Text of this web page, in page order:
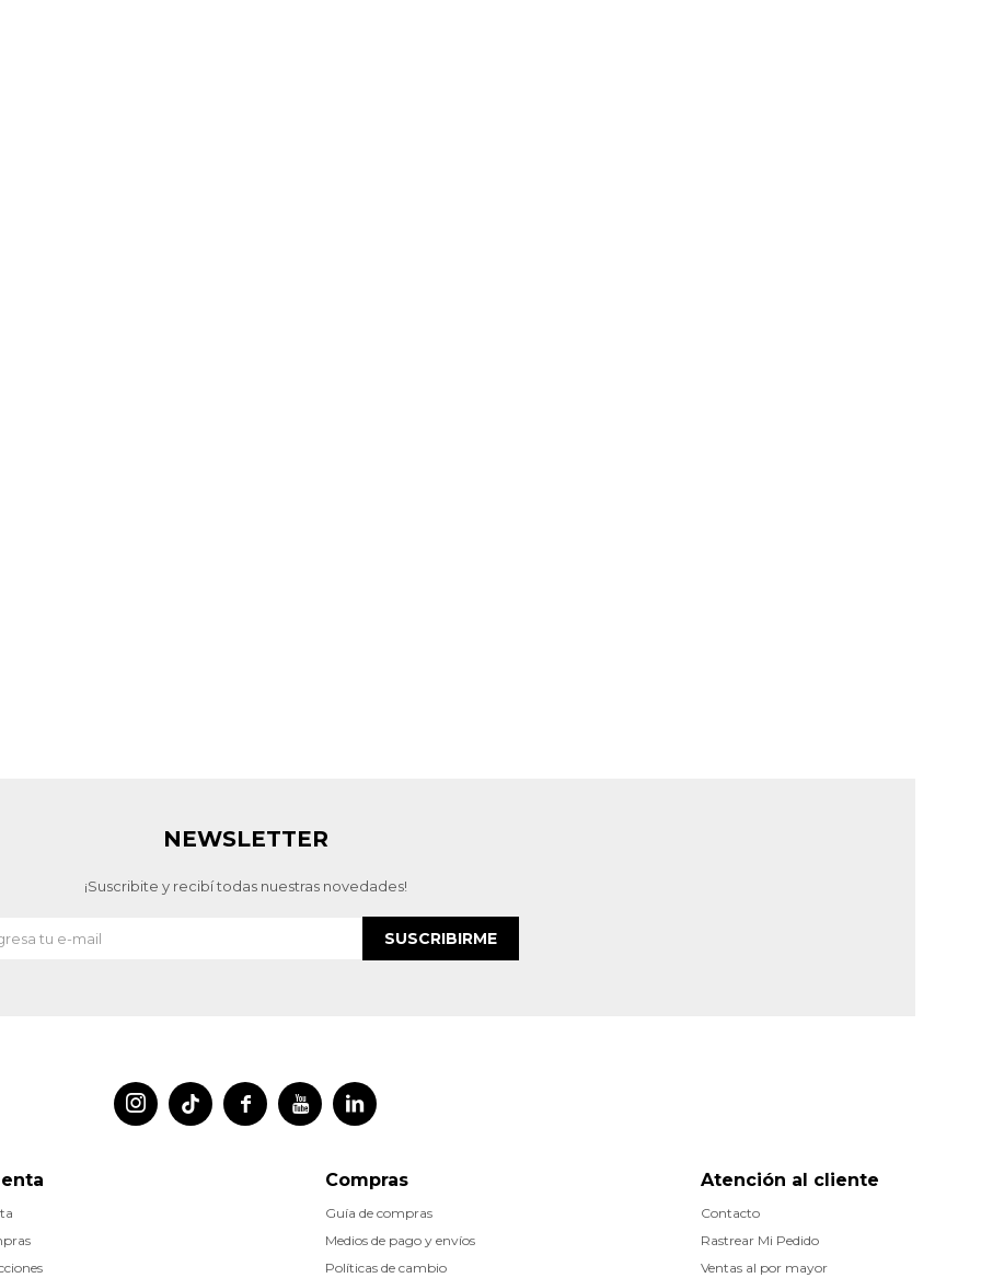
 
 
Atención al cliente
Contacto
Rastrear Mi Pedido
Ventas al por mayor
Compras
Guía de compras
Medios de pago y envíos
Políticas de cambio
NEWSLETTER
¡Suscribite y recibí todas nuestras novedades!
SUSCRIBIRME